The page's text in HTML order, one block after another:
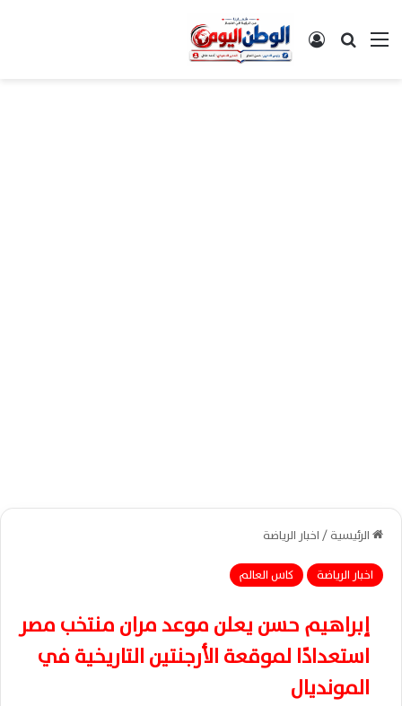
القائمةبحث عن تسجيل الدخول
الرئيسية/اخبار الرياضة
اخبار الرياضة
كاس العالم
إبراهيم حسن يعلن موعد مران منتخب مصر
استعدادًا لموقعة الأرجنتين التاريخية في
المونديال